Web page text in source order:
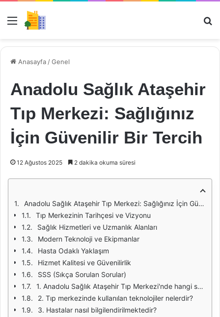
Menü
Anasayfa /Genel
Anadolu Sağlık Ataşehir
Tıp Merkezi: Sağlığınız
İçin Güvenilir Bir Tercih
12 Ağustos 2025 2 dakika okuma süresi
Anadolu Sağlık Ataşehir Tıp Merkezi: Sağlığınız İçin Güvenilir Bir Tercih
Tıp Merkezinin Tarihçesi ve Vizyonu
Sağlık Hizmetleri ve Uzmanlık Alanları
Modern Teknoloji ve Ekipmanlar
Hasta Odaklı Yaklaşım
Hizmet Kalitesi ve Güvenilirlik
SSS (Sıkça Sorulan Sorular)
1. Anadolu Sağlık Ataşehir Tıp Merkezi'nde hangi sağlık hizmetleri sunulmaktadır?
2. Tıp merkezinde kullanılan teknolojiler nelerdir?
3. Hastalar nasıl bilgilendirilmektedir?